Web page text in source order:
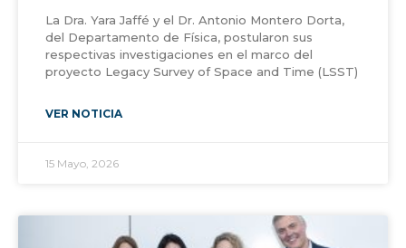
La Dra. Yara Jaffé y el Dr. Antonio Montero Dorta,
del Departamento de Física, postularon sus
respectivas investigaciones en el marco del
proyecto Legacy Survey of Space and Time (LSST)
VER NOTICIA
15 Mayo, 2026